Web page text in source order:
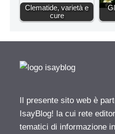
Clematide, varietà e
cure
Il presente sito web è
IsayBlog! la cui rete
tematici di informazione